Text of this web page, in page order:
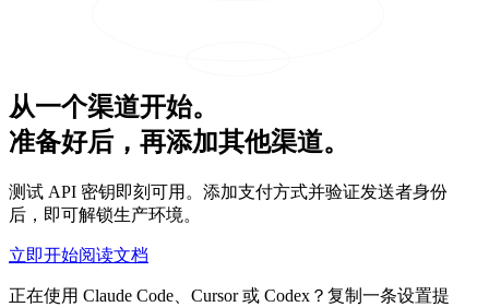
从一个渠道开始。
准备好后，再添加其他渠道。
测试 API 密钥即刻可用。添加支付方式并验证发送者身份
后，即可解锁生产环境。
立即开始阅读文档
正在使用 Claude Code、Cursor 或 Codex？复制一条设置提